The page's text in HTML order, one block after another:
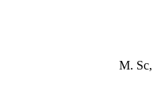
M. Sc,